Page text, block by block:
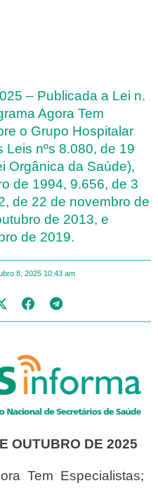
– Publicada a Lei n.
Agora Tem
o Grupo Hospitalar
Leis nºs 8.080, de 19
Orgânica da Saúde),
de 1994, 9.656, de 3
de 22 de novembro de
de 2013, e
de 2019.
8, 2025 10:43 am
OUTUBRO DE 2025